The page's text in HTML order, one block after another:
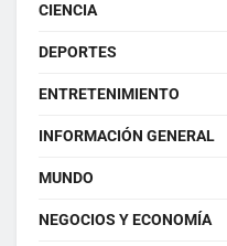
CIENCIA
DEPORTES
ENTRETENIMIENTO
INFORMACIÓN GENERAL
MUNDO
NEGOCIOS Y ECONOMÍA